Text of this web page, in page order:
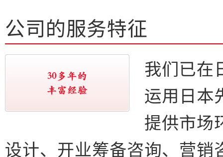
公司的服务特征
我们已在
运用日本
提供市场
设计、开业筹备咨询、营